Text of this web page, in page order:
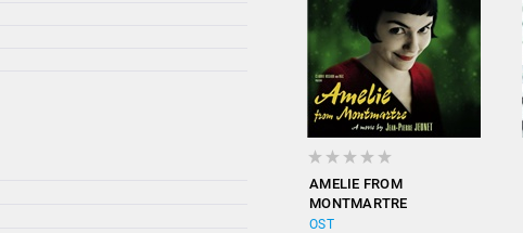
AMELIE FROM
MONTMARTRE
(ORIGINAL
OST